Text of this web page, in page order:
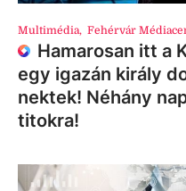
Multimédia, Fehérvár
Hamarosan itt a
egy igazán király
nektek! Néhány
titokra!